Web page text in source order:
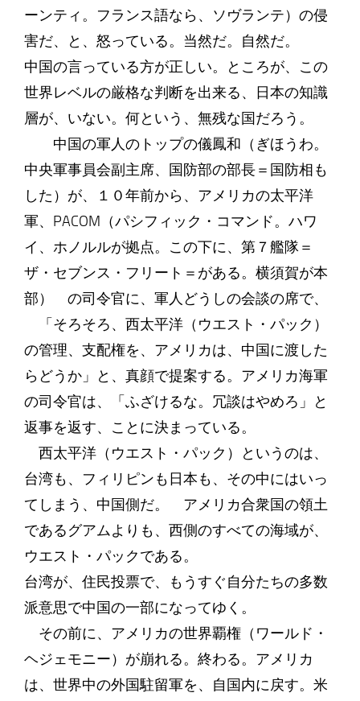
ーンティ。フランス語なら、ソヴランテ）の侵
害だ、と、怒っている。当然だ。自然だ。
中国の言っている方が正しい。ところが、この
世界レベルの厳格な判断を出来る、日本の知識
層が、いない。何という、無残な国だろう。
中国の軍人のトップの儀鳳和（ぎほうわ。
中央軍事員会副主席、国防部の部長＝国防相も
した）が、１０年前から、アメリカの太平洋
軍、PACOM（パシフィック・コマンド。ハワ
イ、ホノルルが拠点。この下に、第７艦隊＝
ザ・セブンス・フリート＝がある。横須賀が本
部） の司令官に、軍人どうしの会談の席で、
「そろそろ、西太平洋（ウエスト・パック）
の管理、支配権を、アメリカは、中国に渡した
らどうか」と、真顔で提案する。アメリカ海軍
の司令官は、「ふざけるな。冗談はやめろ」と
返事を返す、ことに決まっている。
西太平洋（ウエスト・パック）というのは、
台湾も、フィリピンも日本も、その中にはいっ
てしまう、中国側だ。 アメリカ合衆国の領土
であるグアムよりも、西側のすべての海域が、
ウエスト・パックである。
台湾が、住民投票で、もうすぐ自分たちの多数
派意思で中国の一部になってゆく。
その前に、アメリカの世界覇権（ワールド・
ヘジェモニー）が崩れる。終わる。アメリカ
は、世界中の外国駐留軍を、自国内に戻す。米